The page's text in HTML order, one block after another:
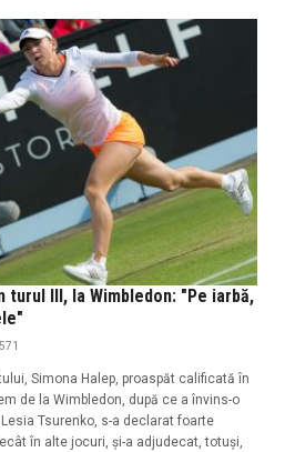
turul III, la Wimbledon: "Pe iarbă,
571
Simona Halep, proaspăt calificată în
de la Wimbledon, după ce a învins-o
Tsurenko, s-a declarat foarte
în alte jocuri, şi-a adjudecat, totuşi,